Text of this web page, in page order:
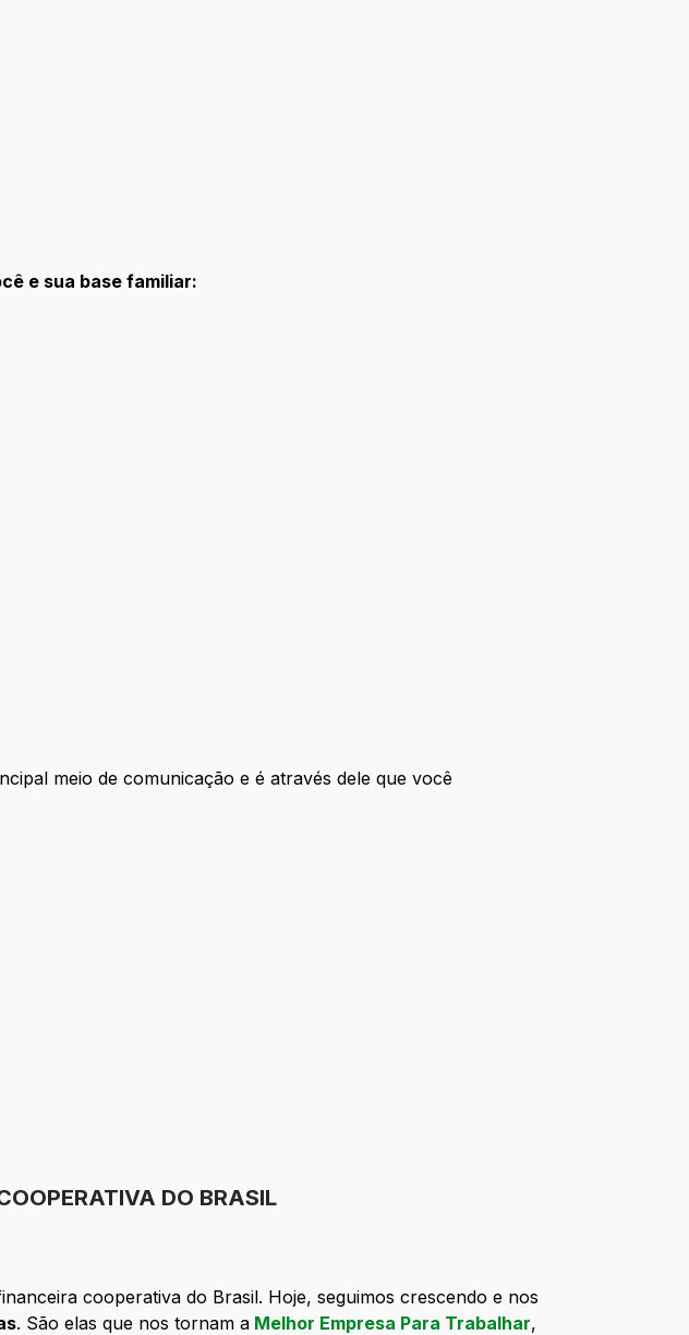
e sua base familiar:
meio de comunicação e é através dele que você
DO BRASIL
cooperativa do Brasil. Hoje, seguimos crescendo e nos
. São elas que nos tornam a Melhor Empresa Para Trabalhar,